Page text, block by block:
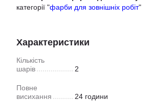
категорії "фарби для зовнішніх робіт"
Характеристики
Кількість
шарів
2
Повне
висихання
24 години